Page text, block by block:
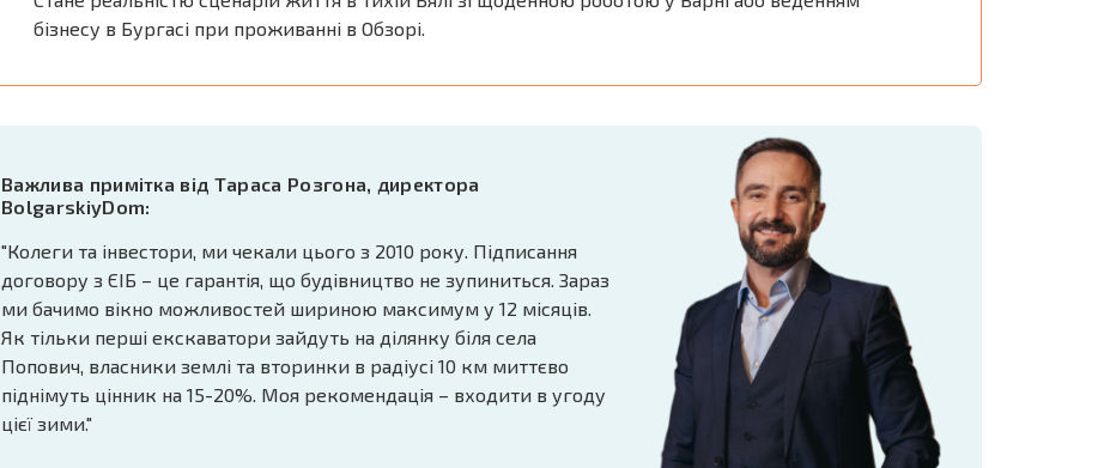
бізнесу в Бургасі при проживанні в Обзорі.
Важлива примітка від Тараса Розгона, директора
BolgarskiyDom:
"Колеги та інвестори, ми чекали цього з 2010 року. Підписання
договору з ЄІБ – це гарантія, що будівництво не зупиниться. Зараз
ми бачимо вікно можливостей шириною максимум у 12 місяців.
Як тільки перші екскаватори зайдуть на ділянку біля села
Попович, власники землі та вторинки в радіусі 10 км миттєво
піднімуть цінник на 15-20%. Моя рекомендація – входити в угоду
цієї зими."